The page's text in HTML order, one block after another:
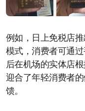
例如，日上免税店推
模式，消费者可通
后在机场的实体店
迎合了年轻消费者
馈。